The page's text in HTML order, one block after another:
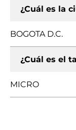
¿Cuál es la
BOGOTA D.C.
¿Cuál es el
MICRO